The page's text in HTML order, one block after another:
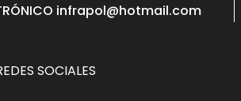
infrapol@hotmail.com
SOCIALES